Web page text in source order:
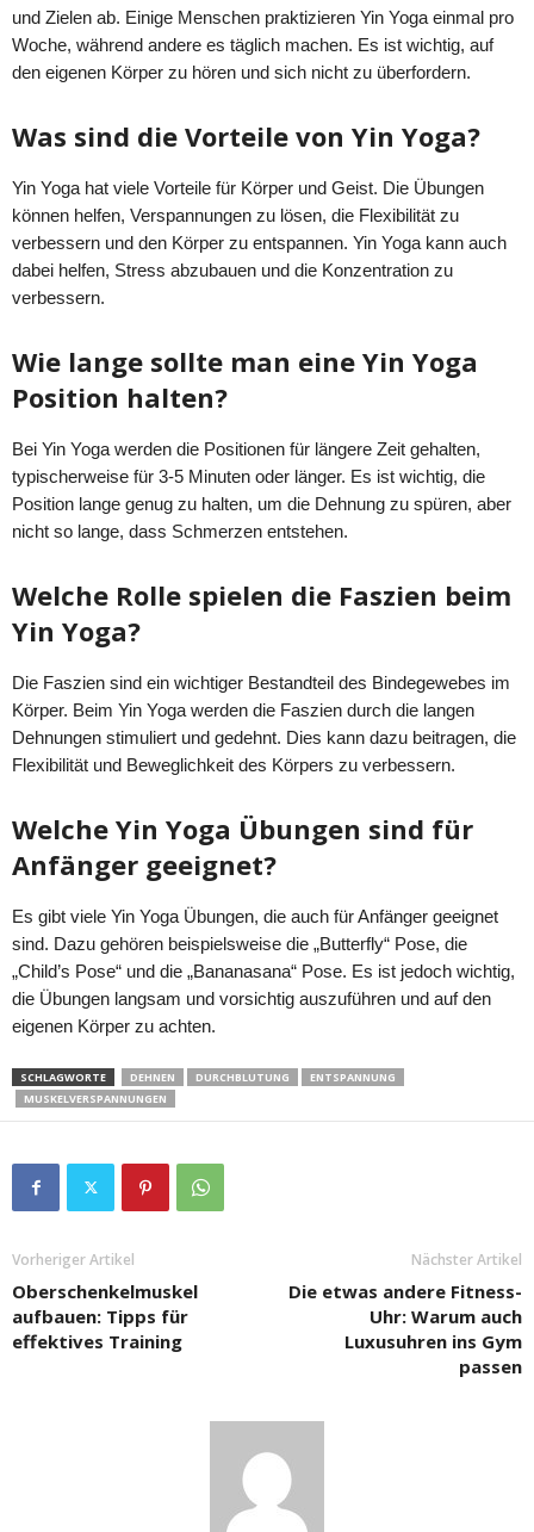
und Zielen ab. Einige Menschen praktizieren Yin Yoga einmal pro
Woche, während andere es täglich machen. Es ist wichtig, auf
den eigenen Körper zu hören und sich nicht zu überfordern.
Was sind die Vorteile von Yin Yoga?
Yin Yoga hat viele Vorteile für Körper und Geist. Die Übungen
können helfen, Verspannungen zu lösen, die Flexibilität zu
verbessern und den Körper zu entspannen. Yin Yoga kann auch
dabei helfen, Stress abzubauen und die Konzentration zu
verbessern.
Wie lange sollte man eine Yin Yoga
Position halten?
Bei Yin Yoga werden die Positionen für längere Zeit gehalten,
typischerweise für 3-5 Minuten oder länger. Es ist wichtig, die
Position lange genug zu halten, um die Dehnung zu spüren, aber
nicht so lange, dass Schmerzen entstehen.
Welche Rolle spielen die Faszien beim
Yin Yoga?
Die Faszien sind ein wichtiger Bestandteil des Bindegewebes im
Körper. Beim Yin Yoga werden die Faszien durch die langen
Dehnungen stimuliert und gedehnt. Dies kann dazu beitragen, die
Flexibilität und Beweglichkeit des Körpers zu verbessern.
Welche Yin Yoga Übungen sind für
Anfänger geeignet?
Es gibt viele Yin Yoga Übungen, die auch für Anfänger geeignet
sind. Dazu gehören beispielsweise die „Butterfly“ Pose, die
„Child’s Pose“ und die „Bananasana“ Pose. Es ist jedoch wichtig,
die Übungen langsam und vorsichtig auszuführen und auf den
eigenen Körper zu achten.
SCHLAGWORTE DEHNEN DURCHBLUTUNG
ENTSPANNUNG
MUSKELVERSPANNUNGEN
Vorheriger Artikel
Oberschenkelmuskel
aufbauen: Tipps für
effektives Training
Nächster Artikel
Die etwas andere Fitness-
Uhr: Warum auch
Luxusuhren ins Gym
passen